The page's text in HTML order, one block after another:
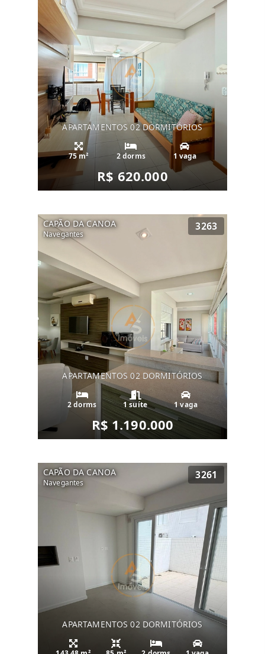
APARTAMENTOS 02 DORMITÓRIOS
75 m² 2 dorms 1 vaga
R$ 620.000
CAPÃO DA CANOA
Navegantes
3263
APARTAMENTOS 02 DORMITÓRIOS
2 dorms 1 suíte 1 vaga
R$ 1.190.000
CAPÃO DA CANOA
Navegantes
3261
APARTAMENTOS 02 DORMITÓRIOS